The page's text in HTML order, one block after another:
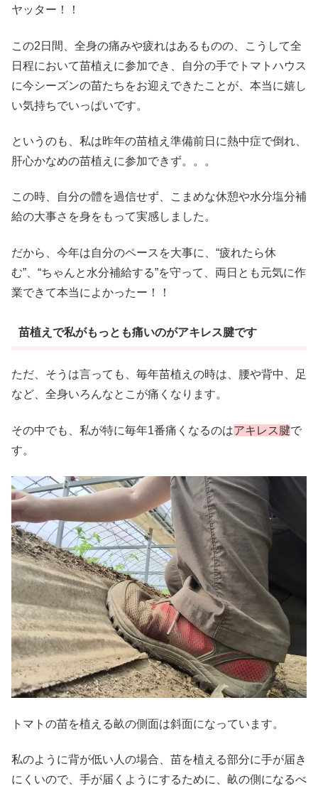
ヤッター！！
この2日間、全身の痛みや疲れはあるものの、こうして全
日程において苗植えに参加でき、自分の手でトマトハウス
に今シーズンの苗たちをお迎えできたことが、本当に嬉し
い気持ちでいっぱいです。
というのも、私は昨年の苗植え準備前日に熱中症で倒れ、
肝心かなめの苗植えに参加できず。。。
この時、自分の體を過信せず、こまめな休憩や水分塩分補
給の大事さを身をもって実感しました。
だから、今年は自分のペースを大事に、“疲れたら休
む”、“ちゃんと水分補給する”を守って、両日とも元気に作
業できて本当によかったー！！
苗植えで私がもっとも痛いのがアキレス腱です
ただ、そうは言っても、毎年苗植えの時は、腰や背中、足
など、全身いろんなとこが痛くなります。
その中でも、私が特に毎年1番痛くなるのはアキレス腱で
す。
トマトの苗を植える畝の側面は斜面になっています。
私のように背が低い人の場合、苗を植える部分に手が届き
にくいので、手が届くようにするために、畝の側になるべ